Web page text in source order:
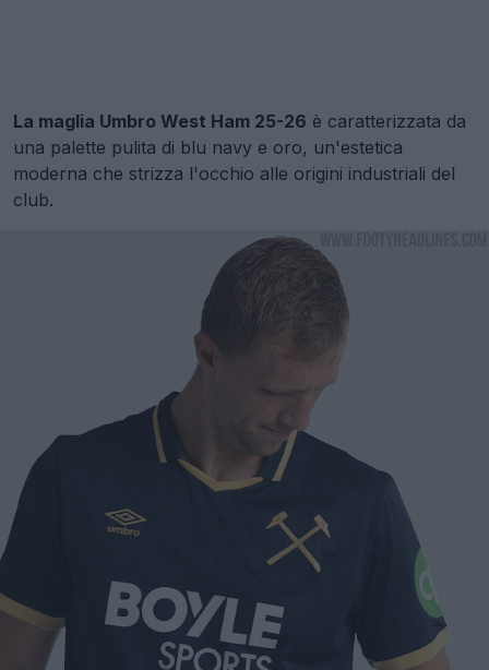
La maglia Umbro West Ham 25-26 è caratterizzata da
una palette pulita di blu navy e oro, un'estetica
moderna che strizza l'occhio alle origini industriali del
club.